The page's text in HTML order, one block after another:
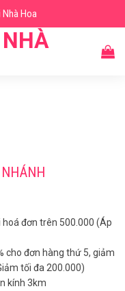
Hoa
hoá đơn trên 500.000 (Áp
cho đơn hàng thứ 5, giảm
tối đa 200.000)
kính 3km